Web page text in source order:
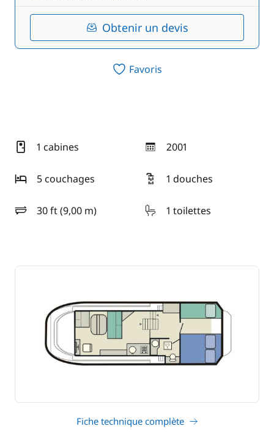
Obtenir un devis
Favoris
1 cabines 2001
année
5 couchages
1 douches
30 ft (9,00 m)
longueur 1 toilettes
Fiche technique complète